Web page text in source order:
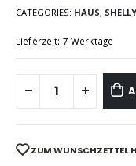
CATEGORIES: HAUS, SHELLY
Lieferzeit: 7 Werktage
ZUM WUNSCHZETTEL